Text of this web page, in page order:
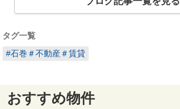
タグ一覧
#石巻＃不動産＃賃貸
おすすめ物件